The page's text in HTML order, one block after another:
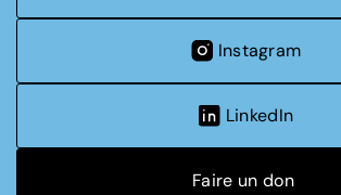
Instagram
LinkedIn
Faire un don